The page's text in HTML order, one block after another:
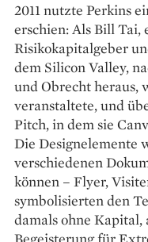
2011 nutzte Perkins
erschien: Als Bill Tai,
Risikokapitalgeber
dem Silicon Valley,
und Obrecht heraus,
veranstaltete, und
Pitch, in dem sie
Die ­Designelemente
verschiedenen
können – Flyer,
symbolisierten den
damals ohne